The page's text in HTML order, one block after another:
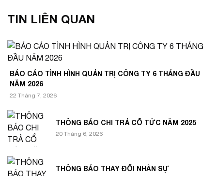
TIN LIÊN QUAN
BÁO CÁO TÌNH HÌNH QUẢN TRỊ CÔNG TY 6 THÁNG ĐẦU
NĂM 2026
22 Tháng 7, 2026
THÔNG BÁO CHI TRẢ CỔ TỨC NĂM 2025
20 Tháng 6, 2026
THÔNG BÁO THAY ĐỔI NHÂN SỰ